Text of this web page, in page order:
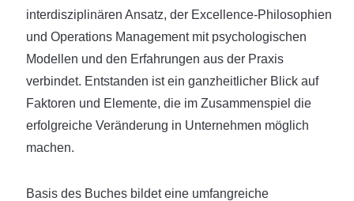
interdisziplinären Ansatz, der Excellence-Philosophien
und Operations Management mit psychologischen
Modellen und den Erfahrungen aus der Praxis
verbindet. Entstanden ist ein ganzheitlicher Blick auf
Faktoren und Elemente, die im Zusammenspiel die
erfolgreiche Veränderung in Unternehmen möglich
machen.
Basis des Buches bildet eine umfangreiche